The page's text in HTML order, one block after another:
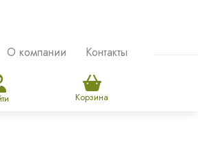
О компании Контакты
Корзина